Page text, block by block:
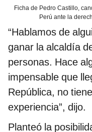
Ficha de Pedro Castillo,
Perú ante la
“Hablamos de
ganar la alcaldía
personas. Hace
impensable que
República, no
experiencia”, dijo.
Planteó la